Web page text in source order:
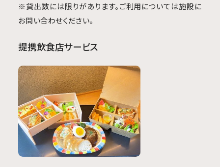
※貸出数には限りがあります。ご利用については施設に
お問い合わせください。
提携飲食店サービス